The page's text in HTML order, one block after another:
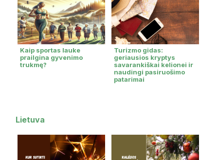
Kaip sportas lauke
prailgina gyvenimo
trukmę?
Turizmo gidas:
geriausios kryptys
savarankiškai kelionei ir
naudingi pasiruošimo
patarimai
Lietuva